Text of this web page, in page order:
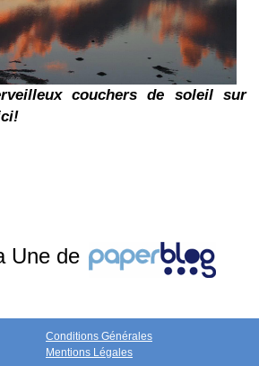
couchers de soleil sur
Une de
Conditions Générales
Mentions Légales